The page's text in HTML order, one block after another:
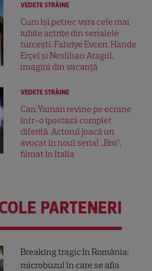
VEDETE STRĂINE
Cum își petrec vara cele mai
iubite actrițe din serialele
turcești. Fahriye Evcen, Hande
Erçel și Neslihan Atagül,
imagini din vacanță
VEDETE STRĂINE
Can Yaman revine pe ecrane
într-o ipostază complet
diferită. Actorul joacă un
avocat în noul serial „Bro”,
filmat în Italia
PARTENERI
Breaking tragic în România:
microbuzul în care se afla